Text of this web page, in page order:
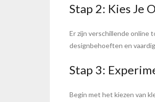
Stap 2: Kies Je
Er zijn verschillende online
designbehoeften en
Stap 3:
Begin met het kiezen van